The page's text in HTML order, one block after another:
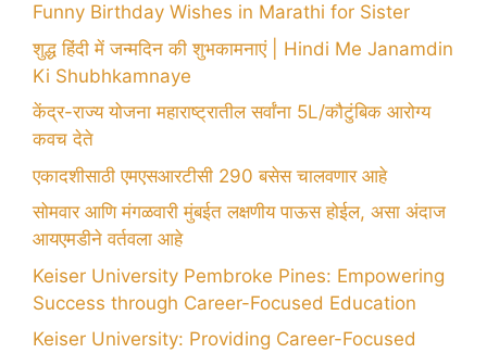
Funny Birthday Wishes in Marathi for Sister
शुद्ध हिंदी में जन्मदिन की शुभकामनाएं | Hindi Me Janamdin
Ki Shubhkamnaye
केंद्र-राज्य योजना महाराष्ट्रातील सर्वांना 5L/कौटुंबिक आरोग्य
कवच देते
एकादशीसाठी एमएसआरटीसी 290 बसेस चालवणार आहे
सोमवार आणि मंगळवारी मुंबईत लक्षणीय पाऊस होईल, असा अंदाज
आयएमडीने वर्तवला आहे
Keiser University Pembroke Pines: Empowering
Success through Career-Focused Education
Keiser University: Providing Career-Focused